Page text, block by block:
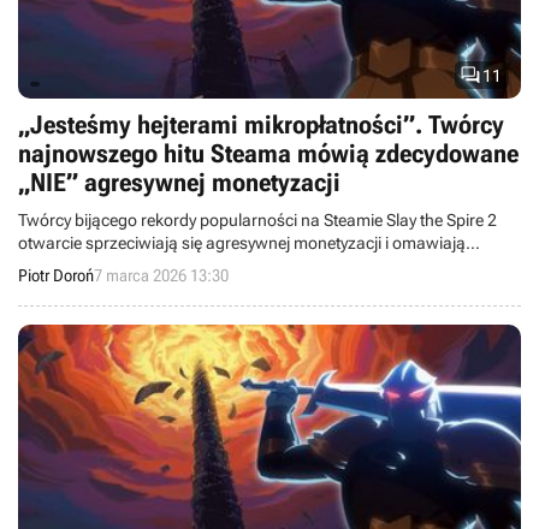
11
„Jesteśmy hejterami mikropłatności”. Twórcy
najnowszego hitu Steama mówią zdecydowane
„NIE” agresywnej monetyzacji
Twórcy bijącego rekordy popularności na Steamie Slay the Spire 2
otwarcie sprzeciwiają się agresywnej monetyzacji i omawiają
główne założenia wczesnego dostępu.
Piotr Doroń7 marca 2026 13:30